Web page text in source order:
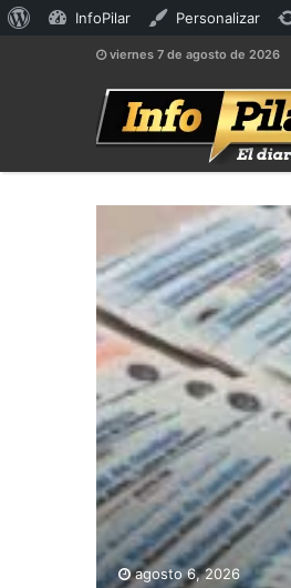
viernes 7 de agosto de 2026
agosto 6, 2026
AcercaInfoPilar Personalizar